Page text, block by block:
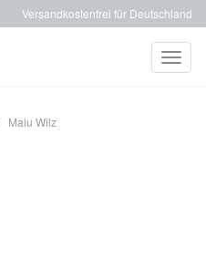
Versandkostenfrei für Deutschland
Malu Wilz